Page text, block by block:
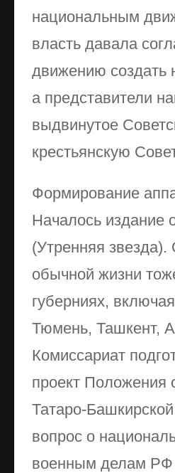
национальным
власть давала
движению создать
а представители
выдвинутое
крестьянскую
Формирование
Началось издание
(Утренняя
обычной жизни
губерниях,
Тюмень, Ташкент,
Комиссариат
проект Положения
Татаро-
вопрос о
военным делам РФ